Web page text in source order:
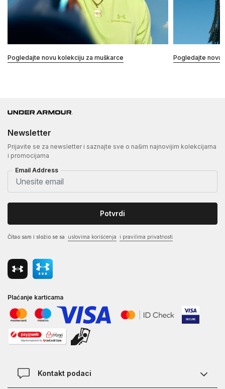
Pogledajte novu kolekciju za muškarce Pogledajte novu
Newsletter
Prijavite se za newsletter i saznajte sve o našim najnovijim kolekcijama
i promocijama
Email Address
Potvrdi
Čitao sam i složio se sa uslovima korišćenja i pravilima privatnosti
Plaćanje karticama
Kontakt podaci